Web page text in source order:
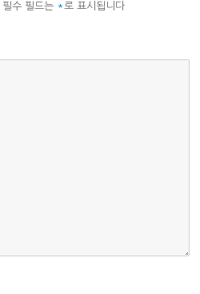
필수 필드는 *로 표시됩니다